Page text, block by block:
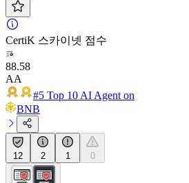
CertiK 스카이넷 점수
88.58
AA
#5 Top 10 AI Agent on
BNB
12 2 1 0